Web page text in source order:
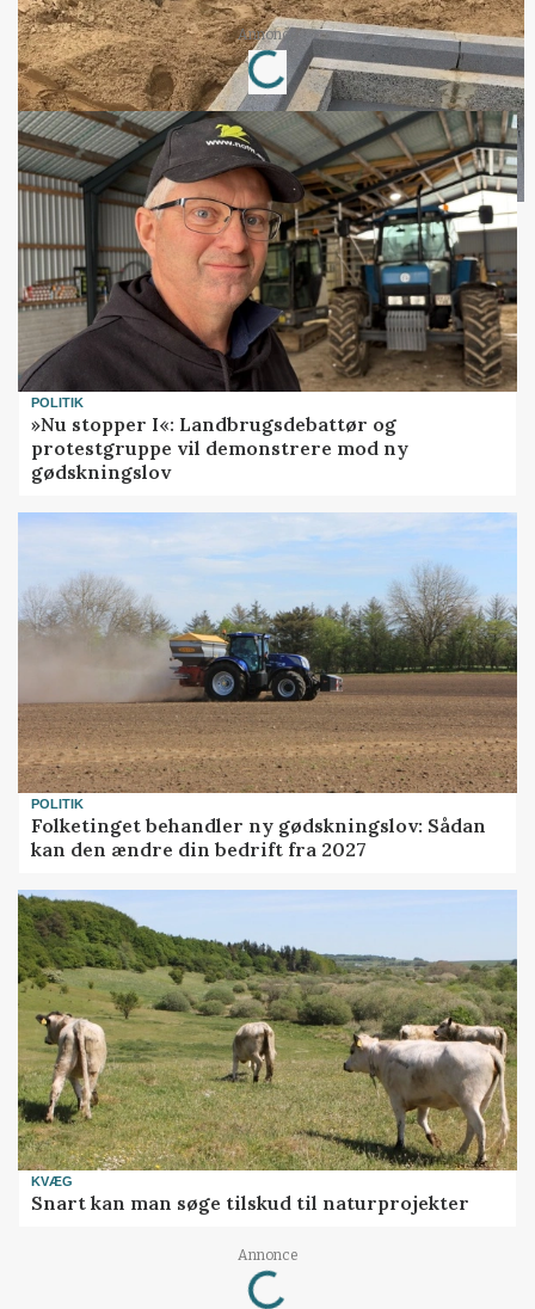
Annonce
Loading...
POLITIK
»Nu stopper I«: Landbrugsdebattør og
protestgruppe vil demonstrere mod ny
gødskningslov
POLITIK
Folketinget behandler ny gødskningslov: Sådan
kan den ændre din bedrift fra 2027
KVÆG
Snart kan man søge tilskud til naturprojekter
Annonce
Loading...